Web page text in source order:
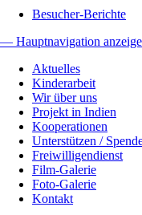
Besucher-Berichte
Hauptnavigation
— Hauptnavigation
Aktuelles
Kinderarbeit
Wir über uns
Projekt in Indien
Kooperationen
Unterstützen /
Freiwilligendienst
Film-Galerie
Foto-Galerie
Kontakt